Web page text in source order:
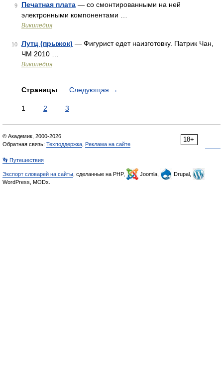
9 Печатная плата — со смонтированными на ней
электронными компонентами …
Википедия
10 Лутц (прыжок) — Фигурист едет наизготовку. Патрик Чан,
ЧМ 2010 …
Википедия
Страницы Следующая →
1 2 3
18+
© Академик, 2000-2026
Обратная связь: Техподдержка Реклама на сайте
👣 Путешествия
Экспорт словарей на сайты , сделанные на PHP, Joomla,
Drupal,
WordPress, MODx.